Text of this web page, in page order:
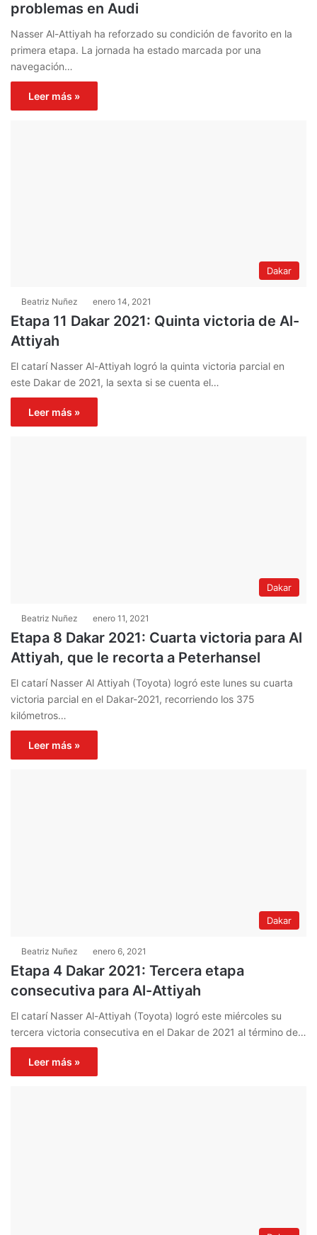
problemas en Audi
Nasser Al-Attiyah ha reforzado su condición de favorito en la
primera etapa. La jornada ha estado marcada por una
navegación…
Leer más »
Dakar
Beatriz Nuñez enero 14, 2021
Etapa 11 Dakar 2021: Quinta victoria de Al-
Attiyah
El catarí Nasser Al-Attiyah logró la quinta victoria parcial en
este Dakar de 2021, la sexta si se cuenta el…
Leer más »
Dakar
Beatriz Nuñez enero 11, 2021
Etapa 8 Dakar 2021: Cuarta victoria para Al
Attiyah, que le recorta a Peterhansel
El catarí Nasser Al Attiyah (Toyota) logró este lunes su cuarta
victoria parcial en el Dakar-2021, recorriendo los 375
kilómetros…
Leer más »
Dakar
Beatriz Nuñez enero 6, 2021
Etapa 4 Dakar 2021: Tercera etapa
consecutiva para Al-Attiyah
El catarí Nasser Al-Attiyah (Toyota) logró este miércoles su
tercera victoria consecutiva en el Dakar de 2021 al término de…
Leer más »